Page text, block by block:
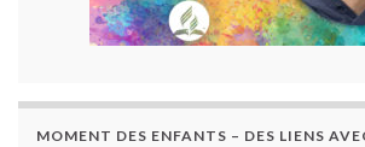
MOMENT DES ENFANTS – DES LIENS